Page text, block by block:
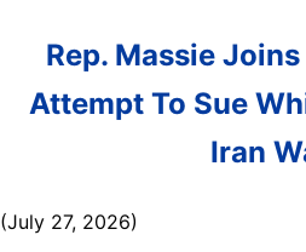
Rep. Massie
Attempt To Sue
Iran
(July 27, 2026)